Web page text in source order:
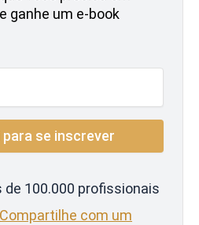
ganhe um e-book
100.000 profissionais
Compartilhe com um